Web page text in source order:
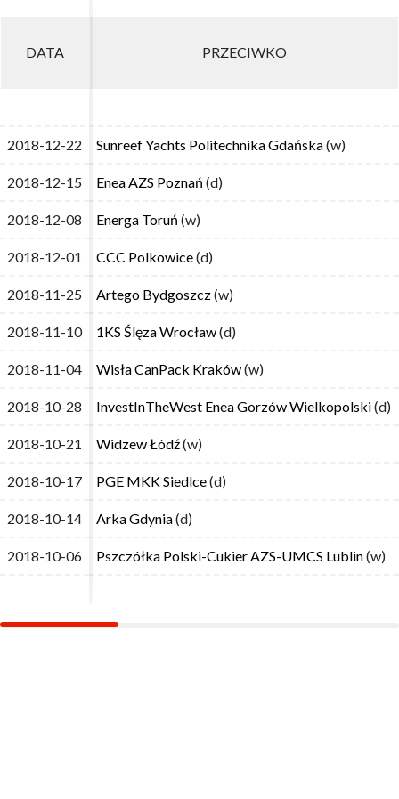
DATA PRZECIWKO
2018-12-22 Sunreef Yachts Politechnika Gdańska(w)
2018-12-15 Enea AZS Poznań (d)
2018-12-08 Energa Toruń (w)
2018-12-01 CCC Polkowice(d)
2018-11-25 Artego Bydgoszcz(w)
2018-11-10 1KS Ślęza Wrocław(d)
2018-11-04 Wisła CanPack Kraków(w)
2018-10-28 InvestInTheWest Enea Gorzów Wielkopolski(d)
2018-10-21 Widzew Łódź(w)
2018-10-17 PGE MKK Siedlce(d)
2018-10-14 Arka Gdynia(d)
2018-10-06 Pszczółka Polski-Cukier AZS-UMCS Lublin(w)
DATA PRZECIWKO
2018-12-22 Sunreef Yachts Politechnika Gdańska(w)
2018-12-15 Enea AZS Poznań (d)
2018-12-08 Energa Toruń (w)
2018-12-01 CCC Polkowice(d)
2018-11-25 Artego Bydgoszcz(w)
2018-11-10 1KS Ślęza Wrocław(d)
2018-11-04 Wisła CanPack Kraków(w)
2018-10-28 InvestInTheWest Enea Gorzów Wielkopolski(d)
2018-10-21 Widzew Łódź(w)
2018-10-17 PGE MKK Siedlce(d)
2018-10-14 Arka Gdynia(d)
2018-10-06 Pszczółka Polski-Cukier AZS-UMCS Lublin(w)